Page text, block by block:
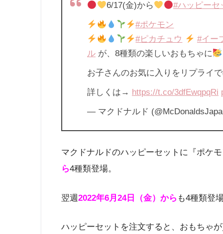
6/17(金)から #ハッピーセ
#ポケモン
#ピカチュウ
#イー
ル が、8種類の楽しいおもちゃに
お子さんのお気に入りをリプライ
詳しくは→ https://t.co/3dfEwqpqRi
— マクドナルド
マクドナルドのハッピーセットに『ポケ
ら4種類登場。
翌週2022年6月24日（金）から も4種類登
ハッピーセットを注文すると、おもちゃが